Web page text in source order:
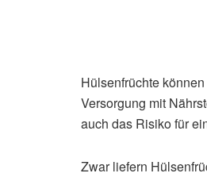
Hülsenfrüchte
Versorgung mit
auch das Risiko für
Zwar liefern